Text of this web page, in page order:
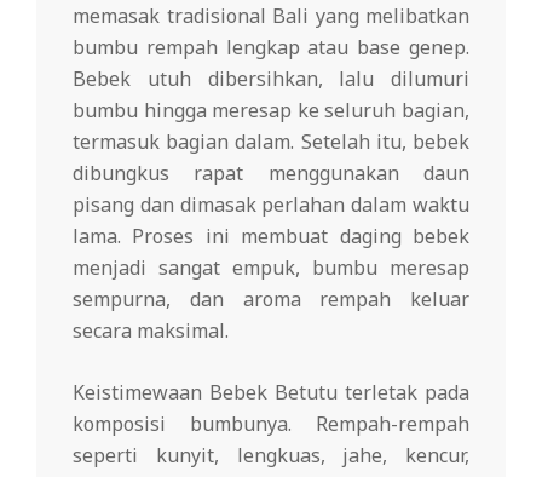
memasak tradisional Bali yang melibatkan
bumbu rempah lengkap atau base genep.
Bebek utuh dibersihkan, lalu dilumuri
bumbu hingga meresap ke seluruh bagian,
termasuk bagian dalam. Setelah itu, bebek
dibungkus rapat menggunakan daun
pisang dan dimasak perlahan dalam waktu
lama. Proses ini membuat daging bebek
menjadi sangat empuk, bumbu meresap
sempurna, dan aroma rempah keluar
secara maksimal.
Keistimewaan Bebek Betutu terletak pada
komposisi bumbunya. Rempah-rempah
seperti kunyit, lengkuas, jahe, kencur,